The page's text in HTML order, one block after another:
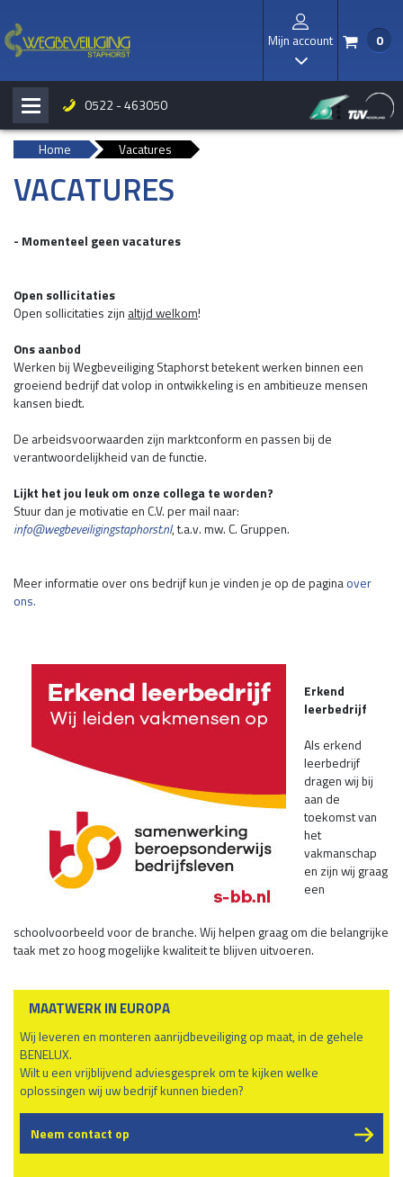
Mijn account
I
/ 0
H b 0522 - 463050
Home Vacatures
VACATURES
- Momenteel geen vacatures
Open sollicitaties
Open sollicitaties zijn altijd welkom!
Ons aanbod
Werken bij Wegbeveiliging Staphorst betekent werken binnen een
groeiend bedrijf dat volop in ontwikkeling is en ambitieuze mensen
kansen biedt.
De arbeidsvoorwaarden zijn marktconform en passen bij de
verantwoordelijkheid van de functie.
Lijkt het jou leuk om onze collega te worden?
Stuur dan je motivatie en C.V. per mail naar:
info@wegbeveiligingstaphorst.nl, t.a.v. mw. C. Gruppen.
Meer informatie over ons bedrijf kun je vinden je op de paginaover
ons.
Erkend
leerbedrijf
Als erkend
leerbedrijf
dragen wij bij
aan de
toekomst van
het
vakmanschap
en zijn wij graag
een
schoolvoorbeeld voor de branche. Wij helpen graag om die belangrijke
taak met zo hoog mogelijke kwaliteit te blijven uitvoeren.
MAATWERK IN EUROPA
Wij leveren en monteren aanrijdbeveiliging op maat, in de gehele
BENELUX.
Wilt u een vrijblijvend adviesgesprek om te kijken welke
oplossingen wij uw bedrijf kunnen bieden?
Neem contact op